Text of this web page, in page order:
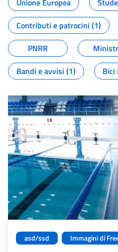
Unione Europea
Contributi e patrocini (1)
PNRR
Bandi e avvisi (1)
Bici
asd/ssd Immagini di